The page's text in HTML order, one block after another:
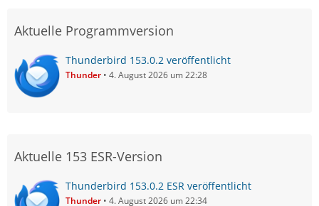
Aktuelle Programmversion
Thunderbird 153.0.2 veröffentlicht
Thunder 4. August 2026 um 22:28
Aktuelle 153 ESR-Version
Thunderbird 153.0.2 ESR veröffentlicht
Thunder 4. August 2026 um 22:34